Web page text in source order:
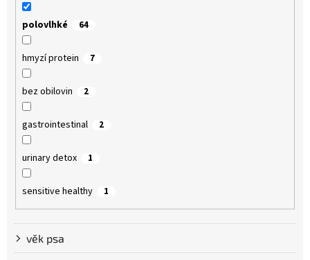
polovlhké 64
hmyzí protein 7
bez obilovin 2
gastrointestinal 2
urinary detox 1
sensitive healthy 1
věk psa